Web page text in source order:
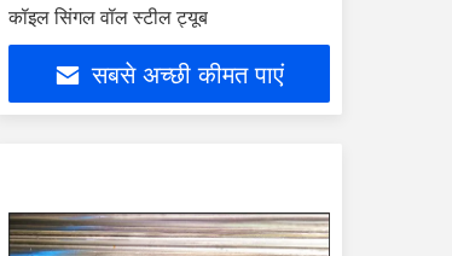
कॉइल सिंगल वॉल स्टील ट्यूब
सबसे अच्छी कीमत पाएं